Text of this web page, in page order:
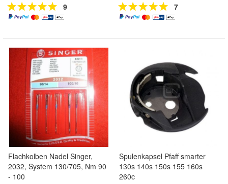
9 7
Flachkolben Nadel Singer,
2032, System 130/705, Nm 90
- 100
Spulenkapsel Pfaff smarter
130s 140s 150s 155 160s
260c